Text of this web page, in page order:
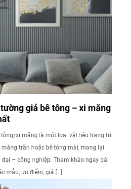
giả bê tông – xi măng
xi măng là một loại vật liệu trang trí
trần hoặc bê tông mài, mang lại
– công nghiệp. Tham khảo ngay bài
mẫu, ưu điểm, giá […]